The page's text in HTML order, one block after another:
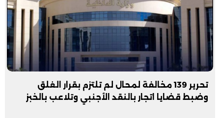
تحرير 139 مخالفة لمحال لم تلتزم بقرار الغلق
وضبط قضايا اتجار بالنقد الأجنبي وتلاعب بالخبز